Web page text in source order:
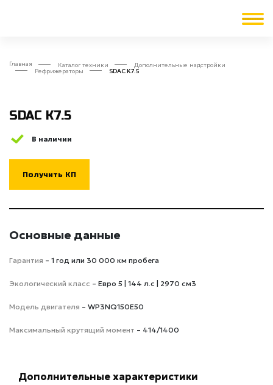
Главная Каталог техники Дополнительные надстройки
Рефрижераторы SDAC K7.5
SDAC K7.5
В наличии
Получить КП
Основные данные
Гарантия – 1 год или 30 000 км пробега
Экологический класс – Евро 5 | 144 л.с | 2970 см3
Модель двигателя – WP3NQ150E50
Максимальный крутящий момент – 414/1400
Дополнительные характеристики